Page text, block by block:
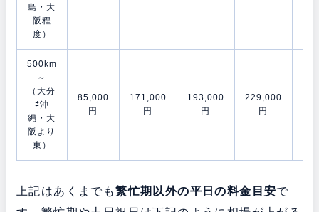
島・大
阪程
度）
500km
～
（大分
⇄沖
縄・大
阪より
東）
85,000
円
171,000
円
193,000
円
229,000
円
上記はあくまでも繁忙期以外の平日の料金目安で